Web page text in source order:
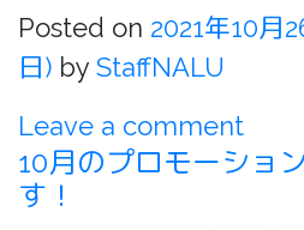
Posted on 2021年10月
日) by StaffNALU
Leave a comment
10月のプロモーショ
す！